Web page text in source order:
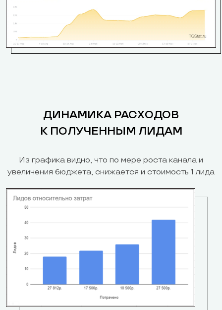
ДИНАМИКА РАСХОДОВ
К ПОЛУЧЕННЫМ ЛИДАМ
Из графика видно, что по мере роста канала и
увеличения бюджета, снижается и стоимость 1 лида